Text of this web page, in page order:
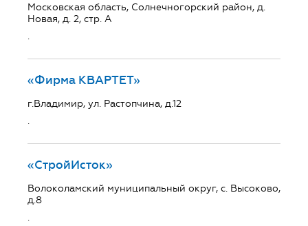
Московская область, Солнечногорский район, д.
Новая, д. 2, стр. А
.
«Фирма КВАРТЕТ»
г.Владимир, ул. Растопчина, д.12
.
«СтройИсток»
Волоколамский муниципальный округ, с. Высоково,
д.8
.